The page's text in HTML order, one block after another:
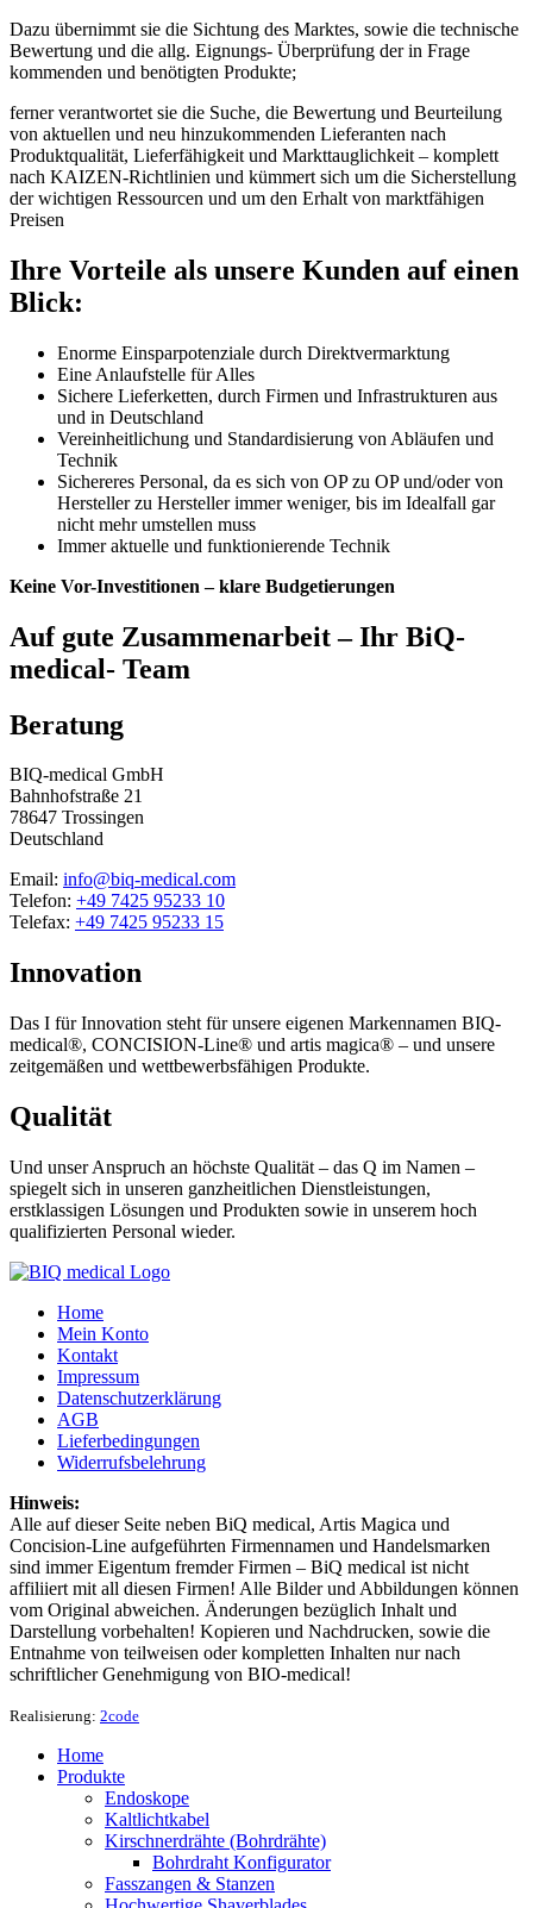
Dazu übernimmt sie die Sichtung des Marktes, sowie die technische
Bewertung und die allg. Eignungs- Überprüfung der in Frage
kommenden und benötigten Produkte;
ferner verantwortet sie die Suche, die Bewertung und Beurteilung
von aktuellen und neu hinzukommenden Lieferanten nach
Produktqualität, Lieferfähigkeit und Markttauglichkeit – komplett
nach KAIZEN-Richtlinien und kümmert sich um die Sicherstellung
der wichtigen Ressourcen und um den Erhalt von marktfähigen
Preisen
Ihre Vorteile als unsere Kunden auf einen
Blick:
Enorme Einsparpotenziale durch Direktvermarktung
Eine Anlaufstelle für Alles
Sichere Lieferketten, durch Firmen und Infrastrukturen aus
und in Deutschland
Vereinheitlichung und Standardisierung von Abläufen und
Technik
Sichereres Personal, da es sich von OP zu OP und/oder von
Hersteller zu Hersteller immer weniger, bis im Idealfall gar
nicht mehr umstellen muss
Immer aktuelle und funktionierende Technik
Keine Vor-Investitionen – klare Budgetierungen
Auf gute Zusammenarbeit – Ihr BiQ-
medical- Team
Beratung
BIQ-medical GmbH
Bahnhofstraße 21
78647 Trossingen
Deutschland
Email: info@biq-medical.com
Telefon: +49 7425 95233 10
Telefax: +49 7425 95233 15
Innovation
Das I für Innovation steht für unsere eigenen Markennamen BIQ-
medical®, CONCISION-Line® und artis magica® – und unsere
zeitgemäßen und wettbewerbsfähigen Produkte.
Qualität
Und unser Anspruch an höchste Qualität – das Q im Namen –
spiegelt sich in unseren ganzheitlichen Dienstleistungen,
erstklassigen Lösungen und Produkten sowie in unserem hoch
qualifizierten Personal wieder.
Home
Mein Konto
Kontakt
Impressum
Datenschutzerklärung
AGB
Lieferbedingungen
Widerrufsbelehrung
Hinweis:
Alle auf dieser Seite neben BiQ medical, Artis Magica und
Concision-Line aufgeführten Firmennamen und Handelsmarken
sind immer Eigentum fremder Firmen – BiQ medical ist nicht
affiliiert mit all diesen Firmen! Alle Bilder und Abbildungen können
vom Original abweichen. Änderungen bezüglich Inhalt und
Darstellung vorbehalten! Kopieren und Nachdrucken, sowie die
Entnahme von teilweisen oder kompletten Inhalten nur nach
schriftlicher Genehmigung von BIO-medical!
Realisierung: 2code
Home
Produkte
Endoskope
Kaltlichtkabel
Kirschnerdrähte (Bohrdrähte)
Bohrdraht Konfigurator
Fasszangen & Stanzen